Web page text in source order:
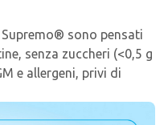
sono pensati
senza zuccheri (<0,5 g
e allergeni, privi di